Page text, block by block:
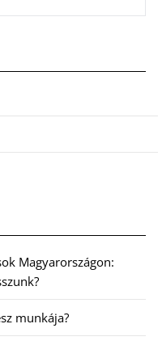
Magyarországon:
munkája?